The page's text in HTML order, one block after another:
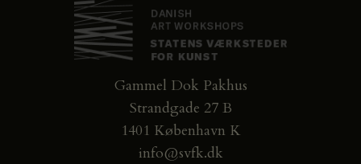
Gammel Dok Pakhus
Strandgade 27 B
1401 København K
info@svfk.dk